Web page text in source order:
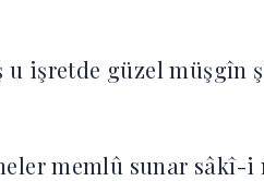
u işretde güzel müşgîn
memlû sunar sâkî-i